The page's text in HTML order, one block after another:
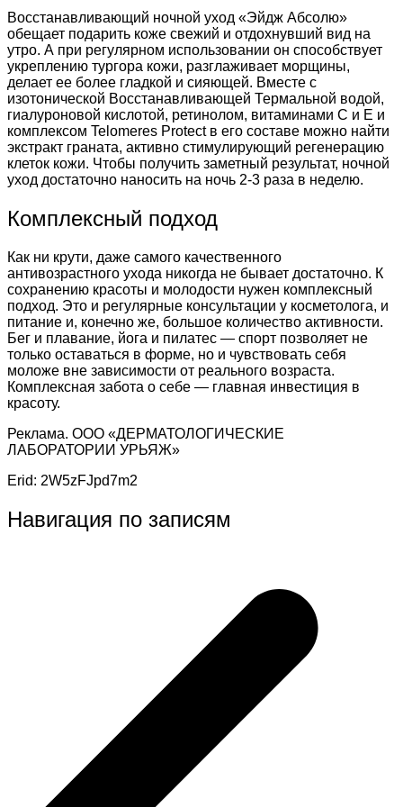
Восстанавливающий ночной уход «Эйдж Абсолю»
обещает подарить коже свежий и отдохнувший вид на
утро. А при регулярном использовании он способствует
укреплению тургора кожи, разглаживает морщины,
делает ее более гладкой и сияющей. Вместе с
изотонической Восстанавливающей Термальной водой,
гиалуроновой кислотой, ретинолом, витаминами С и Е и
комплексом Telomeres Protect в его составе можно найти
экстракт граната, активно стимулирующий регенерацию
клеток кожи. Чтобы получить заметный результат, ночной
уход достаточно наносить на ночь 2-3 раза в неделю.
Комплексный подход
Как ни крути, даже самого качественного
антивозрастного ухода никогда не бывает достаточно. К
сохранению красоты и молодости нужен комплексный
подход. Это и регулярные консультации у косметолога, и
питание и, конечно же, большое количество активности.
Бег и плавание, йога и пилатес — спорт позволяет не
только оставаться в форме, но и чувствовать себя
моложе вне зависимости от реального возраста.
Комплексная забота о себе — главная инвестиция в
красоту.
Реклама. ООО «ДЕРМАТОЛОГИЧЕСКИЕ
ЛАБОРАТОРИИ УРЬЯЖ»
Erid: 2W5zFJpd7m2
Навигация по записям